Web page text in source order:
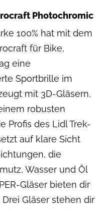
Photochromic
100% hat mit dem
für Bike,
eine
Sportbrille im
mit 3D-Gläsern,
robusten
Profis des Lidl Trek-
auf klare Sicht
die
Wasser und Öl
Gläser bieten dir
Gläser stehen dir